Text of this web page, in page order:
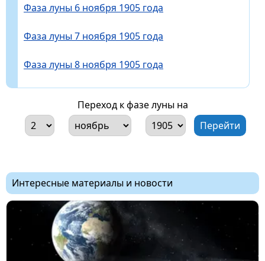
Фаза луны 6 ноября 1905 года
Фаза луны 7 ноября 1905 года
Фаза луны 8 ноября 1905 года
Переход к фазе луны на
Интересные материалы и новости